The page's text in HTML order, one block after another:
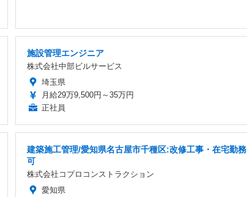
施設管理エンジニア
株式会社中部ビルサービス
埼玉県
月給29万9,500円～35万円
正社員
建築施工管理/愛知県名古屋市千種区:改修工事・在宅勤務
可
株式会社コプロコンストラクション
愛知県